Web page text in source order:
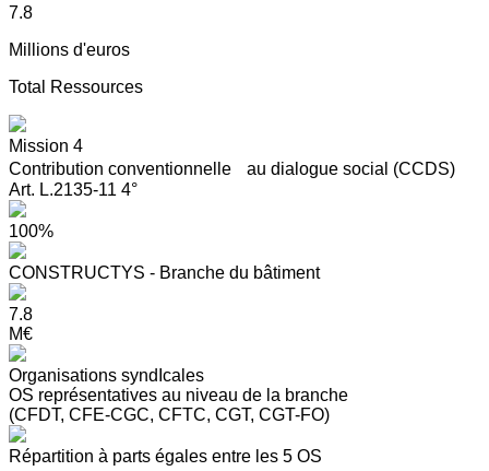
7.8
Millions d'euros
Total Ressources
Mission 4
Contribution conventionnelle au dialogue social (CCDS)
Art. L.2135-11 4°
100%
CONSTRUCTYS - Branche du bâtiment
7.8
M€
Organisations syndIcales
OS représentatives au niveau de la branche
(CFDT, CFE-CGC, CFTC, CGT, CGT-FO)
Répartition à parts égales entre les 5 OS